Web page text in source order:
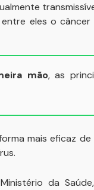
eles o
mão, as
mais eficaz
da